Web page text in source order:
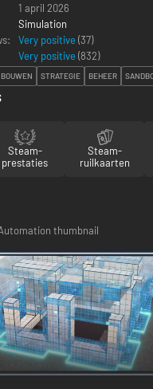
1 april 2026
Simulation
Very positive (37)
Very positive (832)
BOUWEN STRATEGIE BEHEER
Steam-
prestaties
Steam-
ruilkaarten